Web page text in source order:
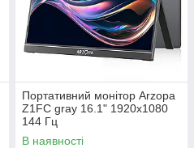
Портативний монітор Arzopa
Z1FC gray 16.1" 1920x1080
144 Гц
В наявності